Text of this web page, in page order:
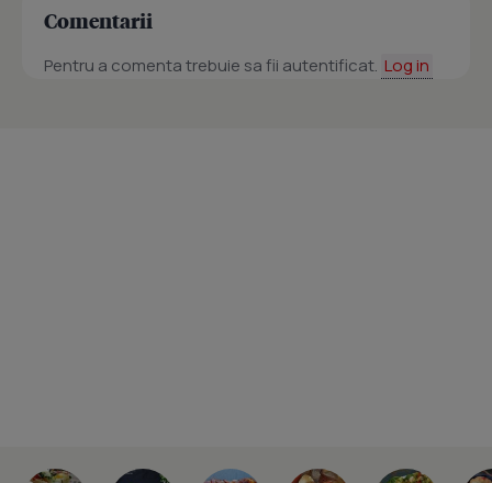
Comentarii
Pentru a comenta trebuie sa fii autentificat. Log in